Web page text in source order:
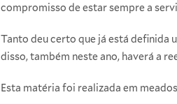
compromisso de estar sempre a
Tanto deu certo que já está definida
disso, também neste ano, haverá a
Esta matéria foi realizada em